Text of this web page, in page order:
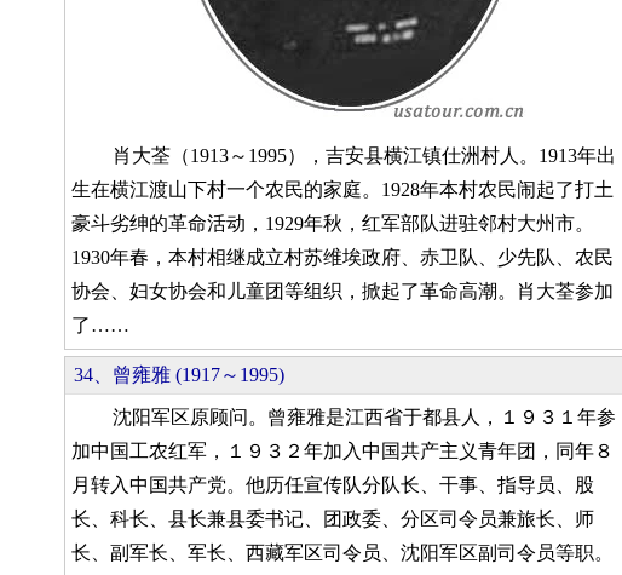
肖大荃（1913～1995），吉安县横江镇仕洲村人。1913年出
生在横江渡山下村一个农民的家庭。1928年本村农民闹起了打土
豪斗劣绅的革命活动，1929年秋，红军部队进驻邻村大州市。
1930年春，本村相继成立村苏维埃政府、赤卫队、少先队、农民
协会、妇女协会和儿童团等组织，掀起了革命高潮。肖大荃参加
了……
34、曾雍雅 (1917～1995)
沈阳军区原顾问。曾雍雅是江西省于都县人，１９３１年参
加中国工农红军，１９３２年加入中国共产主义青年团，同年８
月转入中国共产党。他历任宣传队分队长、干事、指导员、股
长、科长、县长兼县委书记、团政委、分区司令员兼旅长、师
长、副军长、军长、西藏军区司令员、沈阳军区副司令员等职。